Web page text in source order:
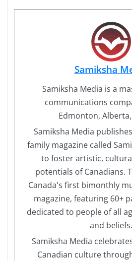
Samiksha
Samiksha Media is a
communications
Edmonton,
Samiksha Media
family magazine called
to foster artistic,
potentials of Canadians.
Canada's first bimonthly
magazine, featuring 60+
dedicated to people of all
and beliefs.
Samiksha Media
Canadian culture